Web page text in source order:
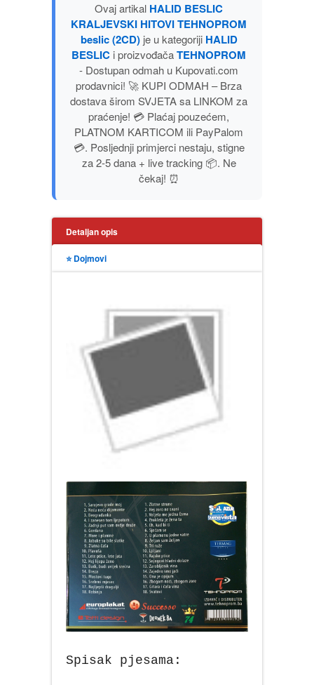
PRIČE
PUBLICISTIKA
PUTOPISI
STRIP
TEORIJE ZAVERE
TINEJDŽ
TRILERI
Ovaj artikal HALID BESLIC
KRALJEVSKI HITOVI TEHNOPROM
beslic (2CD)je u kategoriji HALID
BESLIC i proizvođačaTEHNOPROM
- Dostupan odmah u Kupovati.com
prodavnici! 🚀 KUPI ODMAH – Brza
dostava širom SVJETA sa LINKOM za
praćenje! 💳 Plaćaj pouzećem,
PLATNOM KARTICOM ili PayPalom
💳. Posljednji primjerci nestaju, stigne
za 2-5 dana + live tracking 📦. Ne
čekaj! ⏰
Detaljan opis
⭐ Dojmovi
Spisak pjesama: